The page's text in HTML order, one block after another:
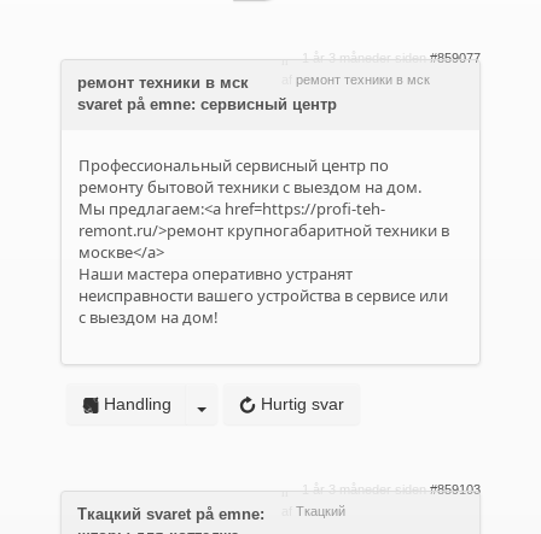
1 år 3 måneder siden #859077
ремонт техники в мск
ремонт техники в мск
svaret på emne: сервисный центр
Профессиональный сервисный центр по
ремонту бытовой техники с выездом на дом.
Мы предлагаем:<a href=https://profi-teh-
remont.ru/>ремонт крупногабаритной техники в
москве</a>
Наши мастера оперативно устранят
неисправности вашего устройства в сервисе или
с выездом на дом!
Hurtig svar
Handling
1 år 3 måneder siden #859103
Ткацкий
Ткацкий svaret på emne: